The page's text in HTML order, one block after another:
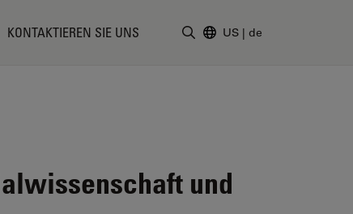
KONTAKTIEREN SIE UNS US | de
und